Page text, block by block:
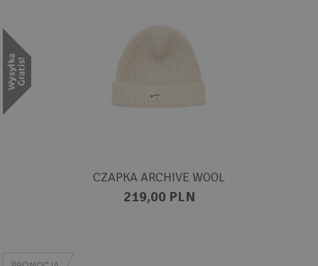
CZAPKA ARCHIVE WOOL
219,00 PLN